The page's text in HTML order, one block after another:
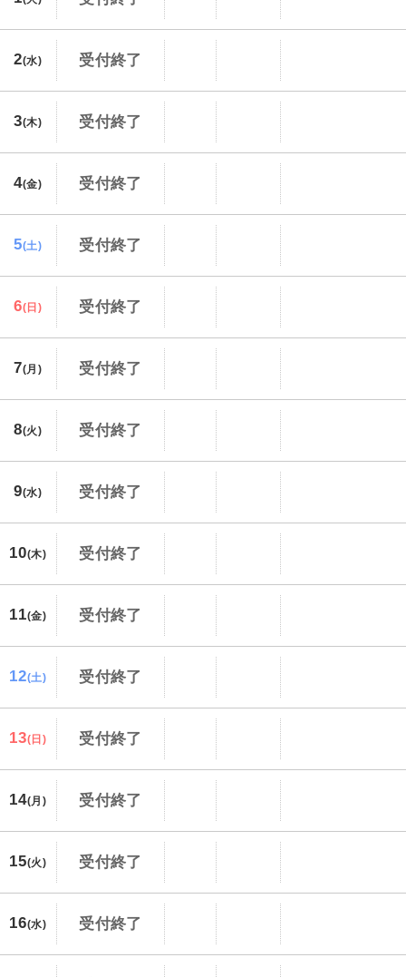
2(水) 受付終了
3(木) 受付終了
4(金) 受付終了
5(土) 受付終了
6(日) 受付終了
7(月) 受付終了
8(火) 受付終了
9(水) 受付終了
10(木) 受付終了
11(金) 受付終了
12(土) 受付終了
13(日) 受付終了
14(月) 受付終了
15(火) 受付終了
16(水) 受付終了